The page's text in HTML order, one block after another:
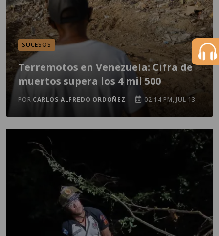
SUCESOS
Terremotos en Venezuela: Cifra de
muertos supera los 4 mil 500
POR CARLOS ALFREDO ORDOÑEZ 02:14 PM, JUL 13